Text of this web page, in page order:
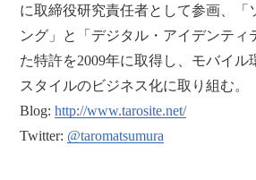
に取締役研究責任者として参画、「
ング」と「デジタル・アイデンティ
た特許を2009年に取得し、モバイル
スタイルのビジネス化に取り組む。
Blog:http://www.tarosite.net/
Twitter: @taromatsumura